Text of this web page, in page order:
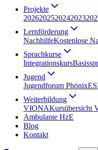
Projekte
2026202520242023
Lernförderung
NachhilfeKostenlose
Sprachkurse
Integrationskurs
Jugend
Jugendforum Phönix
Weiterbildung
VIONAKursübersicht
Ambulante HzE
Blog
Kontakt